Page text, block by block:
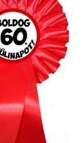
van.
A
a